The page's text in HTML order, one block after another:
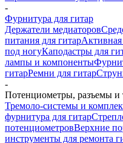
-
Фурнитура для гитар
Держатели медиаторов
питания для гитарАктивная
под ногуКаподастры для
лампы и компоненты
гитарРемни для гитар
-
Потенциометры, разъемы и
Тремоло-системы и
фурнитура для гитар
потенциометровВерхние
инструменты для ремонта